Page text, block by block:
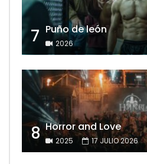
7 Puño de león
2026
8 Horror and Love
2025 17 JULIO 2026